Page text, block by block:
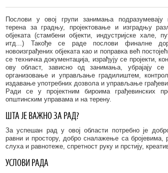
Послови у овој групи занимања
терена за градњу, пројектовање и изградњу
објеката (стамбени објекти, индустријске хале,
итд...) Такође се раде послови финалне
новоизграђених објеката као и поправка већ
се техничка документација, израђују се пројекти,
ову област, зависно од занимања, убрајају
организовање и управљање градилиштем,
издавање употребних дозвола и управљање
Ради се у пројектним бироима грађевинских
општинским управама и на терену.
ШТА ЈЕ ВАЖНО ЗА РАД?
За успешан рад у овој области потребно је
равни и простору, добро сналажење са бројевима,
слуха и равнотеже, спретност руку и прстију,
УСЛОВИ РАДА